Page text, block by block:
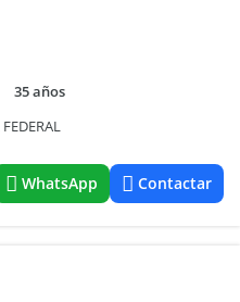
35 años
WhatsApp Contactar